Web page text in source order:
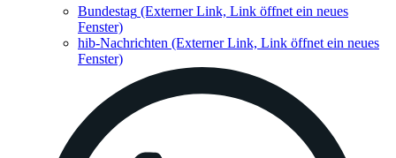
Bundestag (Externer Link, Link öffnet ein neues
Fenster)
hib-Nachrichten (Externer Link, Link öffnet ein neues
Fenster)